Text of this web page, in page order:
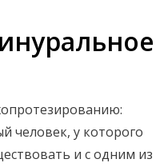
человек, у которого
и с одним из